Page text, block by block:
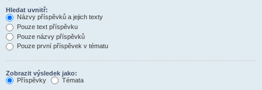
Hledat uvnitř:
Názvy příspěvků a jejich texty
Pouze text příspěvku
Pouze názvy příspěvků
Pouze první příspěvek v tématu
Zobrazit výsledek jako:
Příspěvky
Témata